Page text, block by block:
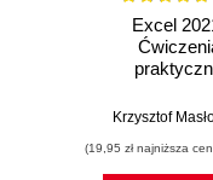
Excel
Krzysztof
(19,95 zł najniższa